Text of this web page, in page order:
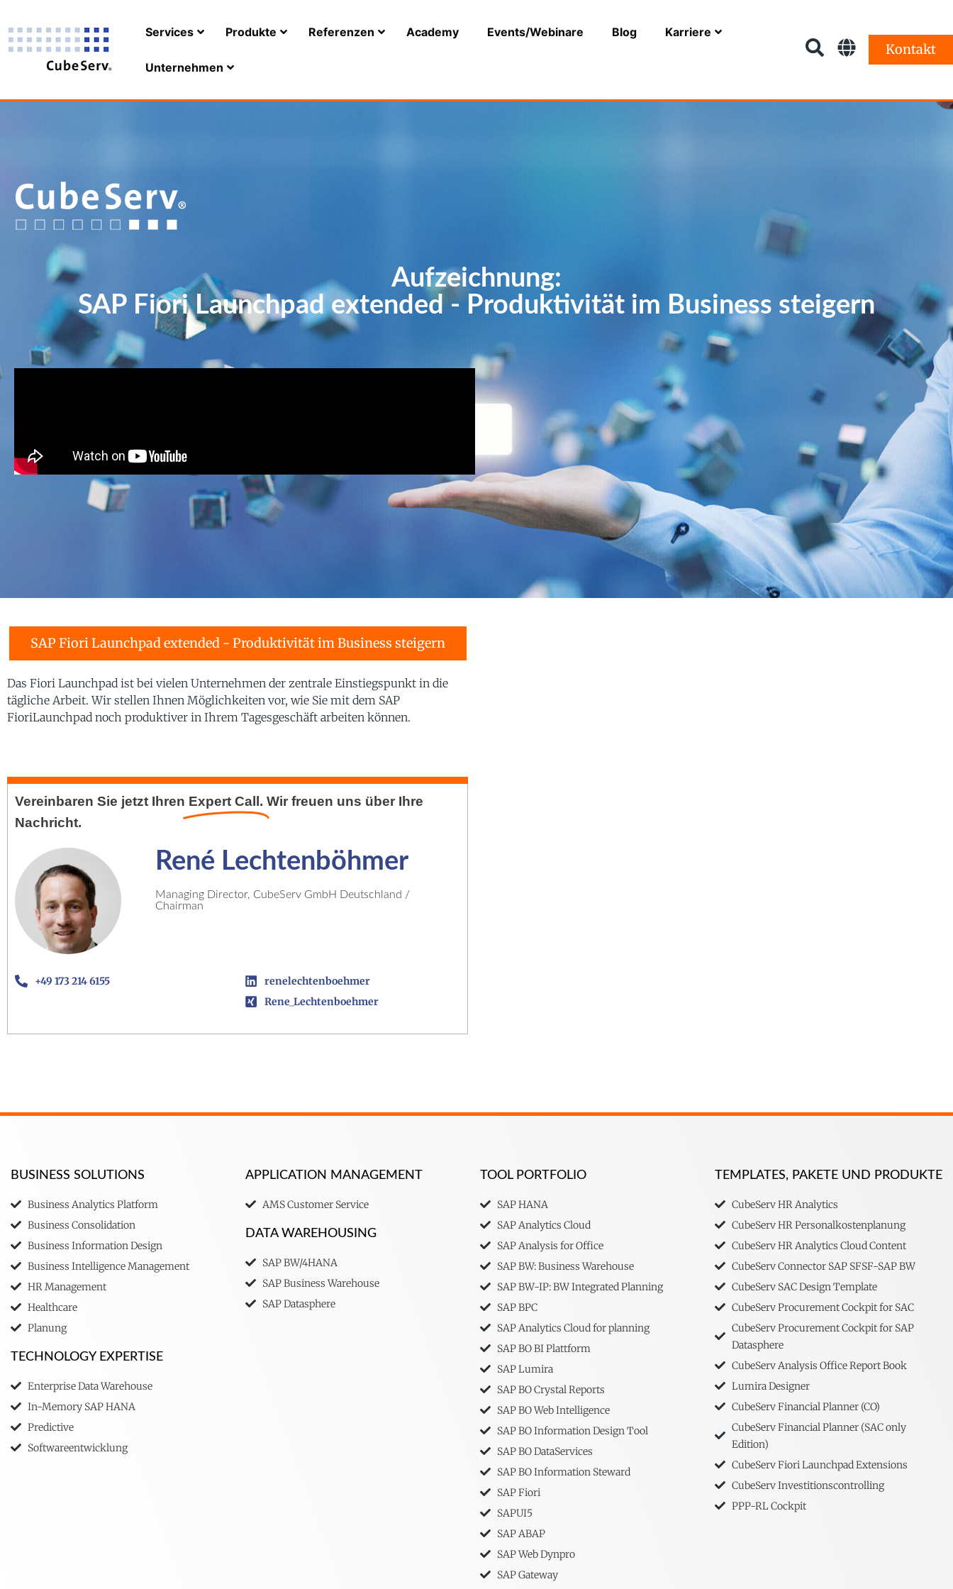
Services Produkte Referenzen Academy Events/Webinare Blog Karriere
Unternehmen
Kontakt
Aufzeichnung:
SAP Fiori Launchpad extended - Produktivität im Business steigern
SAP Fiori Launchpad extended - Produktivität im Business steigern
Das Fiori Launchpad ist bei vielen Unternehmen der zentrale Einstiegspunkt in die
tägliche Arbeit. Wir stellen Ihnen Möglichkeiten vor, wie Sie mit dem SAP
FioriLaunchpad noch produktiver in Ihrem Tagesgeschäft arbeiten können.
Vereinbaren Sie jetzt Ihren Expert Call. Wir freuen uns über Ihre
Nachricht.
René Lechtenböhmer
Managing Director, CubeServ GmbH Deutschland /
Chairman
+49 173 214 6155
renelechtenboehmer
Rene_Lechtenboehmer
BUSINESS SOLUTIONS
Business Analytics Platform
Business Consolidation
Business Information Design
Business Intelligence Management
HR Management
Healthcare
Planung
TECHNOLOGY EXPERTISE
Enterprise Data Warehouse
In-Memory SAP HANA
Predictive
Softwareentwicklung
APPLICATION MANAGEMENT
AMS Customer Service
DATA WAREHOUSING
SAP BW/4HANA
SAP Business Warehouse
SAP Datasphere
TOOL PORTFOLIO
SAP HANA
SAP Analytics Cloud
SAP Analysis for Office
SAP BW: Business Warehouse
SAP BW-IP: BW Integrated Planning
SAP BPC
SAP Analytics Cloud for planning
SAP BO BI Plattform
SAP Lumira
SAP BO Crystal Reports
SAP BO Web Intelligence
SAP BO Information Design Tool
SAP BO DataServices
SAP BO Information Steward
SAP Fiori
SAPUI5
SAP ABAP
SAP Web Dynpro
SAP Gateway
TEMPLATES, PAKETE UND PRODUKTE
CubeServ HR Analytics
CubeServ HR Personalkostenplanung
CubeServ HR Analytics Cloud Content
CubeServ Connector SAP SFSF-SAP BW
CubeServ SAC Design Template
CubeServ Procurement Cockpit for SAC
CubeServ Procurement Cockpit for SAP
Datasphere
CubeServ Analysis Office Report Book
Lumira Designer
CubeServ Financial Planner (CO)
CubeServ Financial Planner (SAC only
Edition)
CubeServ Fiori Launchpad Extensions
CubeServ Investitionscontrolling
PPP-RL Cockpit